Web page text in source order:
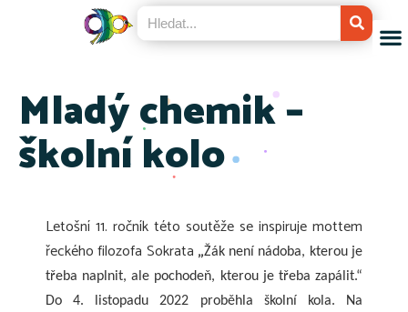
Mladý chemik –
školní kolo
Letošní 11. ročník této soutěže se inspiruje mottem
řeckého filozofa Sokrata „Žák není nádoba, kterou je
třeba naplnit, ale pochodeň, kterou je třeba zapálit.“
Do 4. listopadu 2022 proběhla školní kola. Na